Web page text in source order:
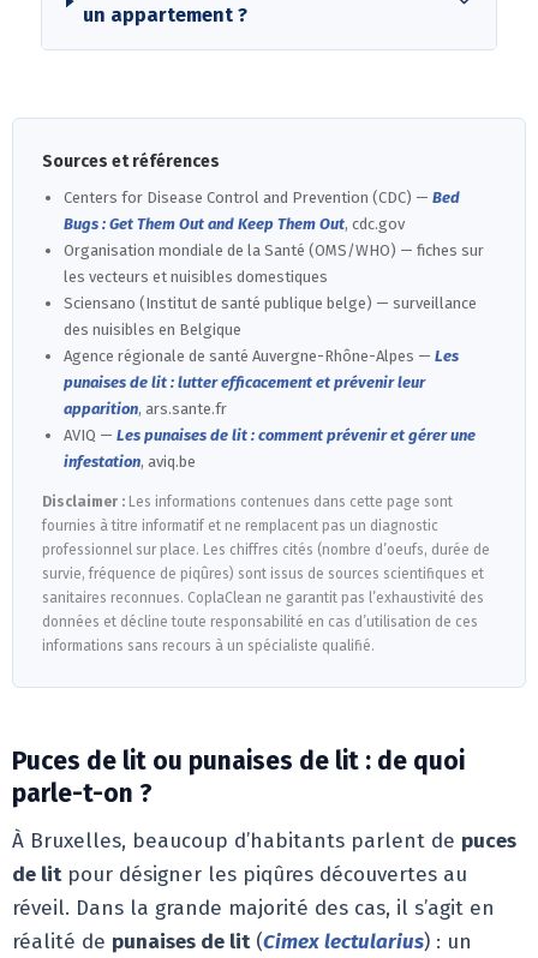
un appartement ?
Sources et références
Centers for Disease Control and Prevention (CDC) — Bed
Bugs : Get Them Out and Keep Them Out, cdc.gov
Organisation mondiale de la Santé (OMS/WHO) — fiches sur
les vecteurs et nuisibles domestiques
Sciensano (Institut de santé publique belge) — surveillance
des nuisibles en Belgique
Agence régionale de santé Auvergne-Rhône-Alpes — Les
punaises de lit : lutter efficacement et prévenir leur
apparition, ars.sante.fr
AVIQ — Les punaises de lit : comment prévenir et gérer une
infestation, aviq.be
Disclaimer : Les informations contenues dans cette page sont
fournies à titre informatif et ne remplacent pas un diagnostic
professionnel sur place. Les chiffres cités (nombre d’oeufs, durée de
survie, fréquence de piqûres) sont issus de sources scientifiques et
sanitaires reconnues. CoplaClean ne garantit pas l’exhaustivité des
données et décline toute responsabilité en cas d’utilisation de ces
informations sans recours à un spécialiste qualifié.
Puces de lit ou punaises de lit : de quoi
parle-t-on ?
À Bruxelles, beaucoup d’habitants parlent de puces
de litpour désigner les piqûres découvertes au
réveil. Dans la grande majorité des cas, il s’agit en
réalité de punaises de lit(Cimex lectularius) : un